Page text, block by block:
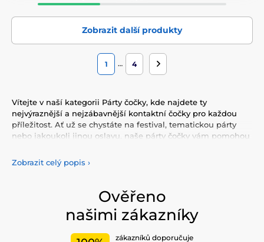
Zobrazit další produkty
1 … 4
Vítejte v naší kategorii Párty čočky, kde najdete ty
nejvýraznější a nejzábavnější kontaktní čočky pro každou
příležitost. Ať už se chystáte na festival, tematickou párty
nebo jakoukoli jinou oslavu, naše párty čočky vám pomohou
Naše nabídka zahrnuje širokou škálu
neonových barev a zářivých vzorů až po extravagantní a
bláznivé motivy, naše čočky jsou navrženy tak, aby vynikly v
jakémkoli davu.
Pro skutečně ohromující efekt nabízíme také
Zobrazit celý popis ›
Ověřeno
našimi zákazníky
zákazníků doporučuje